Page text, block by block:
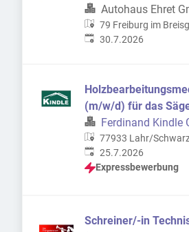
Autohaus Ehret
79 Freiburg im
Deutschland
Veröffentlicht:
30.7.2026
(m/w/d) für das
Ferdinand Kindle
77933 Lahr/
Deutschland
Veröffentlicht:
25.7.2026
Expressbewerbung
Schreiner/-in